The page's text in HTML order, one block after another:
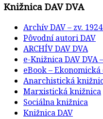
Knižnica DAV DVA
Archív DAV – zv.
Pôvodní autori DAV
ARCHÍV DAV DVA
e-Knižnica DAV DVA
eBook –
Anarchistická
Marxistická knižnica
Sociálna knižnica
Knižnica DAV